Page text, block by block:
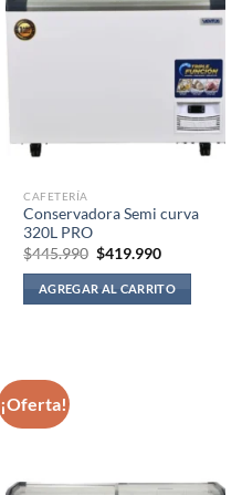
CAFETERÍA
Conservadora Semi curva
320L PRO
$445.990 El
original
era:
$445.990.
$419.990El
actual
es:
$419.990.
AGREGAR AL CARRITO
¡Oferta!